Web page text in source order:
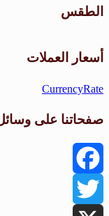
الطقس
أسعار العملات
CurrencyRate
صفحاتنا على
Facebook